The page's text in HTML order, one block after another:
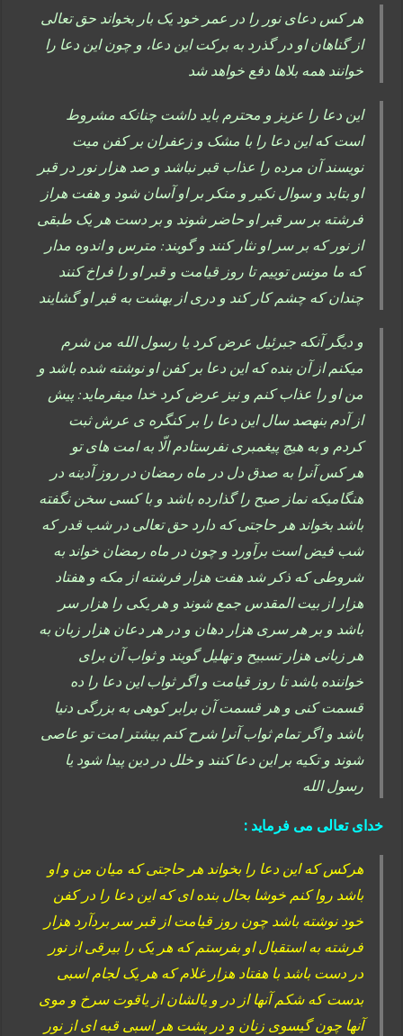
هر کس دعای نور را در عمر خود یک بار بخواند حق تعالی
از گناهان او در گذرد به برکت این دعا، و چون این دعا را
خوانند همه بلاها دفع خواهد شد
این دعا را عزیز و محترم باید داشت چنانکه مشروط
است که این دعا را با مشک و زعفران بر کفن میت
نویسند آن مرده را عذاب قبر نباشد و صد هزار نور در قبر
او بتابد و سوال نکیر و منکر بر او آسان شود و هفت هراز
فرشته بر سر قبر او حاضر شوند و بر دست هر یک طبقی
از نور که بر سر او نثار کنند و گویند: مترس و اندوه مدار
که ما مونس توییم تا روز قیامت و قبر او را فراخ کنند
چندان که چشم کار کند و دری از بهشت به قبر او گشایند
و دیگر آنکه جبرئیل عرض کرد یا رسول الله من شرم
میکنم از آن بنده که این دعا بر کفن او نوشته شده باشد و
من او را عذاب کنم و نیز عرض کرد خدا میفرماید: پیش
از آدم بنهصد سال این دعا را بر کنگره ی عرش ثبت
کردم و به هیچ پیغمبری نفرستادم الّا به امت های تو
هر کس آنرا به صدق دل در ماه رمضان در روز آدینه در
هنگامیکه نماز صبح را گذارده باشد و با کسی سخن نگفته
باشد بخواند هر حاجتی که دارد حق تعالی در شب قدر که
شب فیض است برآورد و چون در ماه رمضان خواند به
شروطی که ذکر شد هفت هزار فرشته از مکه و هفتاد
هزار از بیت المقدس جمع شوند و هر یکی را هزار سر
باشد و بر هر سری هزار دهان و در هر دعان هزار زبان به
هر زبانی هزار تسبیح و تهلیل گویند و ثواب آن برای
خواننده باشد تا روز قیامت و اگر ثواب این دعا را ده
قسمت کنی و هر قسمت آن برابر کوهی به بزرگی دنیا
باشد و اگر تمام ثواب آنرا شرح کنم بیشتر امت تو عاصی
شوند و تکیه بر این دعا کنند و خلل در دین پیدا شود یا
رسول الله
خدای تعالی می فرماید :
هرکس که این دعا را بخواند هر حاجتی که میان من و او
باشد روا کنم خوشا بحال بنده ای که این دعا را در کفن
خود نوشته باشد چون روز قیامت از قبر سر بردآرد هزار
فرشته به استقبال او بفرستم که هر یک را بیرقی از نور
در دست باشد با هفتاد هزار غلام که هر یک لجام اسبی
بدست که شکم آنها از در و یالشان از یاقوت سرخ و موی
آنها چون گیسوی زنان و در پشت هر اسبی قبه ای از نور